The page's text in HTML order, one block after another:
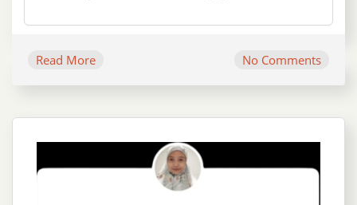
Read More No Comments